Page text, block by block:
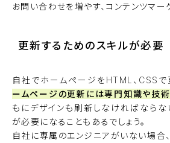
お問い合わせを増やす、コンテンツマー
更新するためのスキルが必要
自社でホームページをHTML、CSSで
ームページの更新には専門知識や技
もにデザインも刷新しなければなら
が必要になることもあるでしょう。
自社に専属のエンジニアがいない場合、